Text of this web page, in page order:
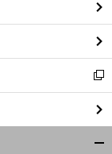
ド
ウ
で
開
く
新
し
い
ウ
ィ